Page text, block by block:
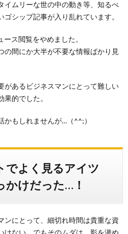
イムリーな世の中の動き等、知るべ
シップ記事が入り乱れています。
ス閲覧をやめました。
の間にか大半が不要な情報ばかり見
があるビジネスマンにとって難しい
的でした。
かもしれませんが…（^^;）
でよく見るアイツ
かけだった…！
ンにとって、細切れ時間は貴重な資